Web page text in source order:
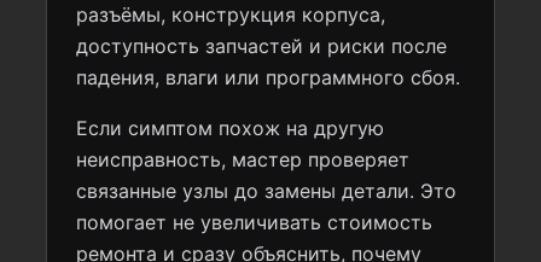
разъёмы, конструкция корпуса,
доступность запчастей и риски после
падения, влаги или программного сбоя.
Если симптом похож на другую
неисправность, мастер проверяет
связанные узлы до замены детали. Это
помогает не увеличивать стоимость
ремонта и сразу объяснить, почему